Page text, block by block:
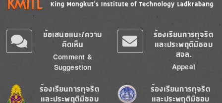
ข้อเสนอแนะ/ความ
คิดเห็น
Comment &
Suggestion
ร้องเรียนการทุจริต
และประพฤติมิชอบ
สจล.
Appeal
Image
ร้องเรียนการทุจริต
และประพฤติมิชอบ
Image
ร้องเรียนการทุจริต
และประพฤติมิชอบ